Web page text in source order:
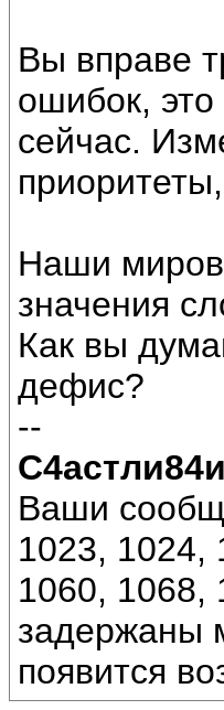
Вы вправе
ошибок,
сейчас.
Наши
значения
Как вы
дефис?
--
Ваши
1023, 1024,
1060, 1068,
задержаны
появится